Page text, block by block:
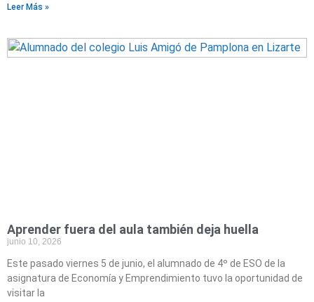
Leer Más »
Aprender fuera del aula también deja huella
junio 10, 2026
Este pasado viernes 5 de junio, el alumnado de 4º de ESO de la
asignatura de Economía y Emprendimiento tuvo la oportunidad de
visitar la